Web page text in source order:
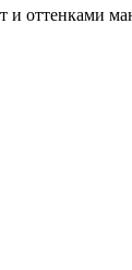
и оттенками